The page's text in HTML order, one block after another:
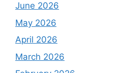
June 2026
May 2026
April 2026
March 2026